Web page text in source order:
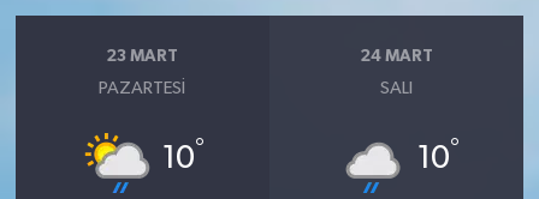
23 MART
PAZARTESI
10°
24 MART
SALI
10°